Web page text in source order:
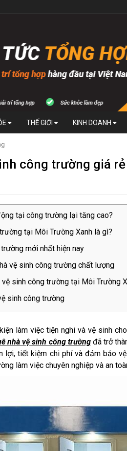
THẾ GIỚI KINH DOANH
công trường giá
tại công trường lại tăng cao?
tại Môi Trường Xanh là gì?
mới nhất hiện nay
vệ sinh công trường chất lượng
sinh công trường tại Môi Trường
sinh công trường
làm việc tiện nghi và vệ sinh
nhà vệ sinh công trườngđã trở
tiết kiệm chi phí và đảm bảo
làm việc chuyên nghiệp và an